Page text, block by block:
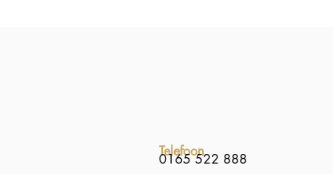
Telefoon
0165 522 888